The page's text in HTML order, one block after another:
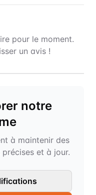
pour le moment.
un avis !
notre
à maintenir des
et à jour.